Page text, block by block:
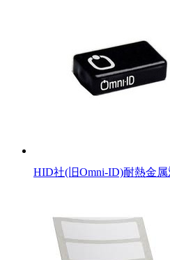
HID社(旧Omni-ID)耐熱金